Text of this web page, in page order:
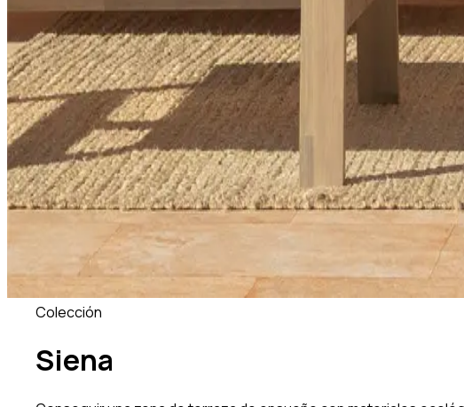
Colección
Siena